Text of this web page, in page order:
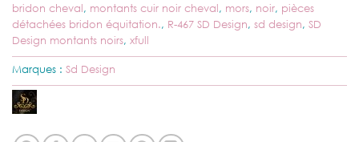
bridon cheval, montants cuir noir cheval, mors, noir, pièces
détachées bridon équitation., R-467 SD Design, sd design, SD
Design montants noirs, xfull
Marques : Sd Design